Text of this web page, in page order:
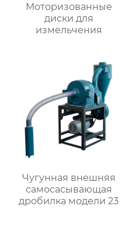
Моторизованные
диски для
измельчения
Чугунная внешняя
самоcасывающая
дробилка модели 23